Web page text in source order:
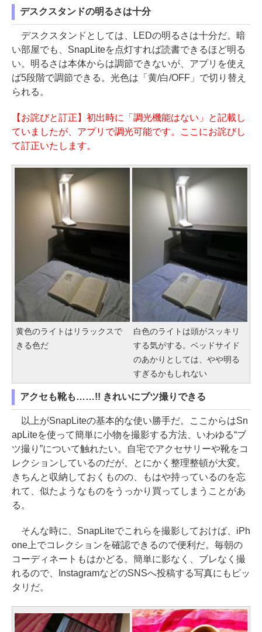
デスクスタンドの明るさは十分
デスクスタンドとしては、LEDの明るさは十分だ。暗
い部屋でも、SnapLiteを点灯すれば読書できるほど明る
い。明るさは本体からは調節できないが、アプリを使え
ば5段階で調節できる。光色は「黄/白/OFF」で切り替え
られる。
【お詫びと訂正】初出時に「調光機能はない」と記載し
ていましたが、アプリで調光可能です。ここにお詫びし
て訂正いたします。
黄色のライトはリラックスで
きる色だ
白色のライトは頭がスッキリ
する気がする。ベッドサイド
のあかりとしては、やや明る
すぎるかもしれない
アクセも靴も……!! きれいにブツ撮りできる
以上がSnapLiteの基本的な使い勝手だ。ここからはSn
apLiteを使って簡単に小物を撮影する方法、いわゆる“ブ
ツ撮り”について触れたい。自宅でアクセサリーや靴をコ
レクションしているのだが、とにかく整理整頓が大変。
きちんと収納しておくものの、もはや持っているのを忘
れて、似たようなものをうっかり買ってしまうことがあ
る。
そんな時に、SnapLiteでこれらを撮影しておけば、iPh
one上でコレクションを確認できるので便利だ。毎朝の
コーディネートもはかどる。簡単に影なく、ブレなく撮
れるので、InstagramなどのSNSへ投稿する写真にもピッ
タリだ。